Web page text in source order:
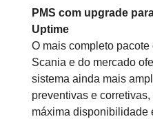
PMS com upgrade
Uptime
O mais completo
Scania e do mercado
sistema ainda mais
preventivas e
máxima disponibilidade